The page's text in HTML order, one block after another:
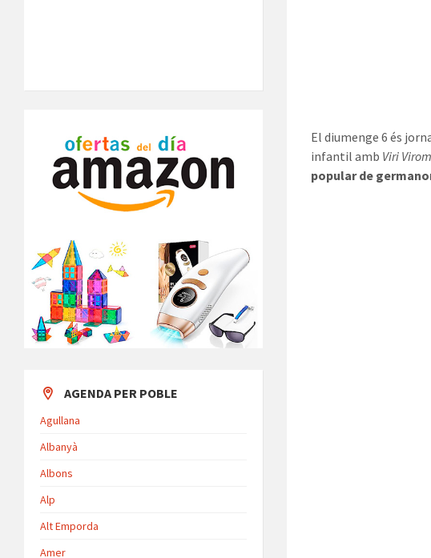
El diumenge 6 és
infantil amb Viri
popular de
AGENDA PER POBLE
Agullana
Albanyà
Albons
Alp
Alt Emporda
Amer